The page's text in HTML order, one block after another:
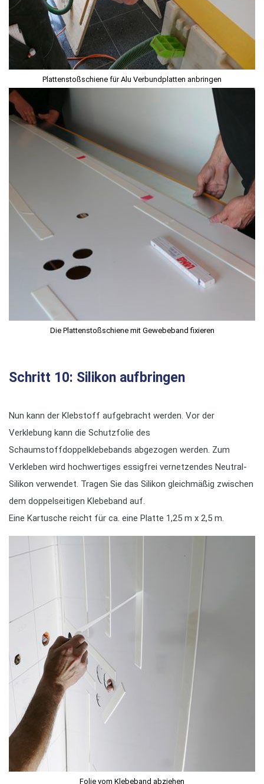
Plattenstoßschiene für Alu Verbundplatten anbringen
Die Plattenstoßschiene mit Gewebeband fixieren
Schritt 10: Silikon aufbringen
Nun kann der Klebstoff aufgebracht werden. Vor der
Verklebung kann die Schutzfolie des
Schaumstoffdoppelklebebands abgezogen werden. Zum
Verkleben wird hochwertiges essigfrei vernetzendes Neutral-
Silikon verwendet. Tragen Sie das Silikon gleichmäßig zwischen
dem doppelseitigen Klebeband auf.
Eine Kartusche reicht für ca. eine Platte 1,25 m x 2,5 m.
Folie vom Klebeband abziehen